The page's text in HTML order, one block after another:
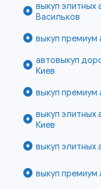
выкуп элитных
Васильков
выкуп премиум
автовыкуп
Киев
выкуп премиум
выкуп элитных
Киев
выкуп элитных
выкуп премиум